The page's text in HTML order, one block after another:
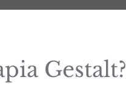
Gestalt?